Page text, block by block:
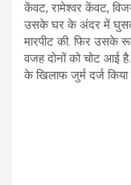
केंवट, रामेश्वर केंवट,
उसके घर के अंदर में
मारपीट की. फिर उसके
वजह दोनों को चोट आई
के खिलाफ जुर्म दर्ज किया